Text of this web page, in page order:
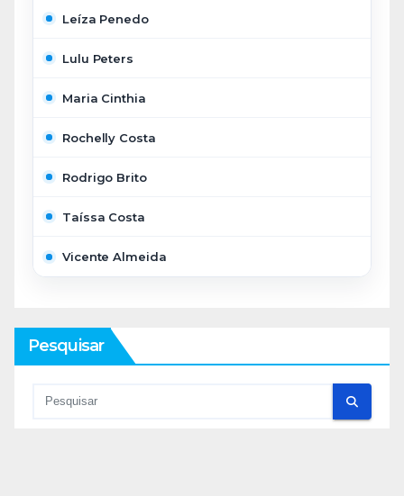
Leíza Penedo
Lulu Peters
Maria Cinthia
Rochelly Costa
Rodrigo Brito
Taíssa Costa
Vicente Almeida
Pesquisar